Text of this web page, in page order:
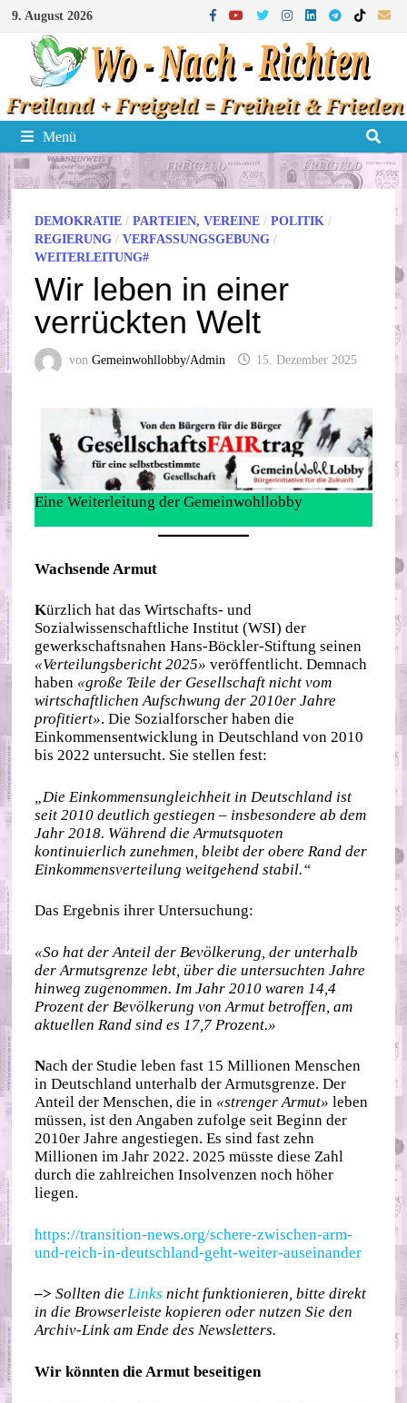
Zum
Inhalt
springen
9. August 2026
Menü
DEMOKRATIE /PARTEIEN, VEREINE /POLITIK /
REGIERUNG /VERFASSUNGSGEBUNG /
WEITERLEITUNG#
Wir leben in einer
verrückten Welt
vonGemeinwohllobby/Admin 15. Dezember 2025
Eine Weiterleitung der Gemeinwohllobby
Wachsende Armut
Kürzlich hat das Wirtschafts- und
Sozialwissenschaftliche Institut (WSI) der
gewerkschaftsnahen Hans-Böckler-Stiftung seinen
«Verteilungsbericht 2025» veröffentlicht. Demnach
haben «große Teile der Gesellschaft nicht vom
wirtschaftlichen Aufschwung der 2010er Jahre
profitiert». Die Sozialforscher haben die
Einkommensentwicklung in Deutschland von 2010
bis 2022 untersucht. Sie stellen fest:
„Die Einkommensungleichheit in Deutschland ist
seit 2010 deutlich gestiegen – insbesondere ab dem
Jahr 2018. Während die Armutsquoten
kontinuierlich zunehmen, bleibt der obere Rand der
Einkommensverteilung weitgehend stabil.“
Das Ergebnis ihrer Untersuchung:
«So hat der Anteil der Bevölkerung, der unterhalb
der Armutsgrenze lebt, über die untersuchten Jahre
hinweg zugenommen. Im Jahr 2010 waren 14,4
Prozent der Bevölkerung von Armut betroffen, am
aktuellen Rand sind es 17,7 Prozent.»
Nach der Studie leben fast 15 Millionen Menschen
in Deutschland unterhalb der Armutsgrenze. Der
Anteil der Menschen, die in «strenger Armut» leben
müssen, ist den Angaben zufolge seit Beginn der
2010er Jahre angestiegen. Es sind fast zehn
Millionen im Jahr 2022. 2025 müsste diese Zahl
durch die zahlreichen Insolvenzen noch höher
liegen.
https://transition-news.org/schere-zwischen-arm-
und-reich-in-deutschland-geht-weiter-auseinander
–> Sollten dieLinks nicht funktionieren, bitte direkt
in die Browserleiste kopieren oder nutzen Sie den
Archiv-Link am Ende des Newsletters.
Wir könnten die Armut beseitigen